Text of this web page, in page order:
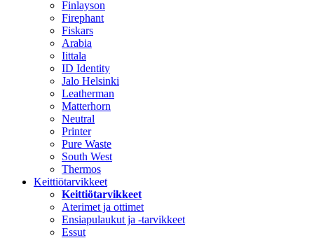
Finlayson
Firephant
Fiskars
Arabia
Iittala
ID Identity
Jalo Helsinki
Leatherman
Matterhorn
Neutral
Printer
Pure Waste
South West
Thermos
Keittiötarvikkeet
Keittiötarvikkeet
Aterimet ja ottimet
Ensiapulaukut ja -tarvikkeet
Essut